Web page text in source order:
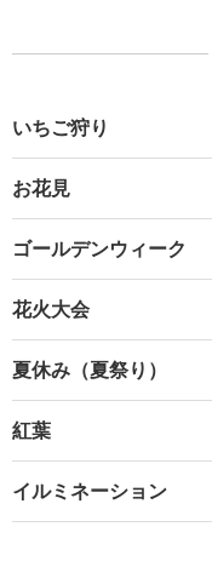
いちご狩り
お花見
ゴールデンウィーク
花火大会
夏休み（夏祭り）
紅葉
イルミネーション